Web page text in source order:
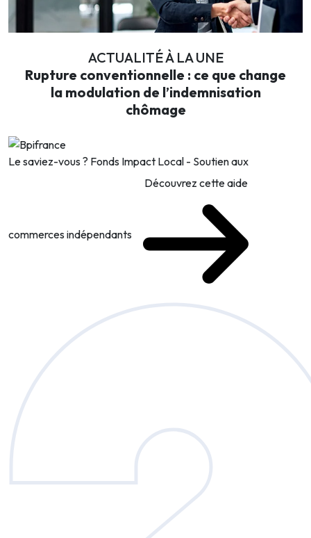
ACTUALITÉ À LA UNE
Rupture conventionnelle : ce que change
la modulation de l’indemnisation
chômage
Le saviez-vous ? Fonds Impact Local - Soutien aux
commerces indépendants
Découvrez cette aide